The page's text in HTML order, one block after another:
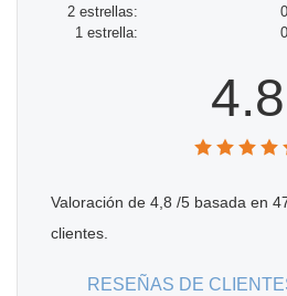
2 estrellas:
0
1 estrella:
0
4.8
Valoración de 4,8 /5 basada en
clientes.
RESEÑAS DE